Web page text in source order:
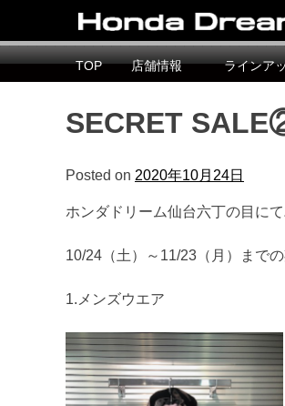
Honda Dream 仙台六丁の目
宮城県仙台市のホンダバイク専
TOP 店舗情報 ラインア
SECRET
Posted on 2020年10月24日
ホンダドリーム仙台六丁の目に
10/24（土）～11/23（月）まで
1.メンズウエア